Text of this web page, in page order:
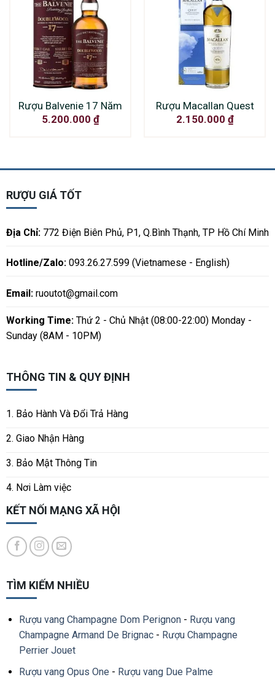
Rượu Balvenie 17 Năm
5.200.000 ₫
Rượu Macallan Quest
2.150.000 ₫
RƯỢU GIÁ TỐT
Địa Chỉ:772 Điện Biên Phủ, P1, Q.Bình Thạnh, TP Hồ Chí Minh
Hotline/Zalo:093.26.27.599 (Vietnamese - English)
Email: ruoutot@gmail.com
Working Time:Thứ 2 - Chủ Nhật (08:00-22:00) Monday -
Sunday (8AM - 10PM)
THÔNG TIN & QUY ĐỊNH
1. Bảo Hành Và Đổi Trả Hàng
2. Giao Nhận Hàng
3. Bảo Mật Thông Tin
4. Nơi Làm việc
KẾT NỐI MẠNG XÃ HỘI
TÌM KIẾM NHIỀU
Rượu vang Champagne Dom Perignon- Rượu vang
Champagne Armand De Brignac- Rượu Champagne
Perrier Jouet
Rượu vang Opus One - Rượu vang Due Palme